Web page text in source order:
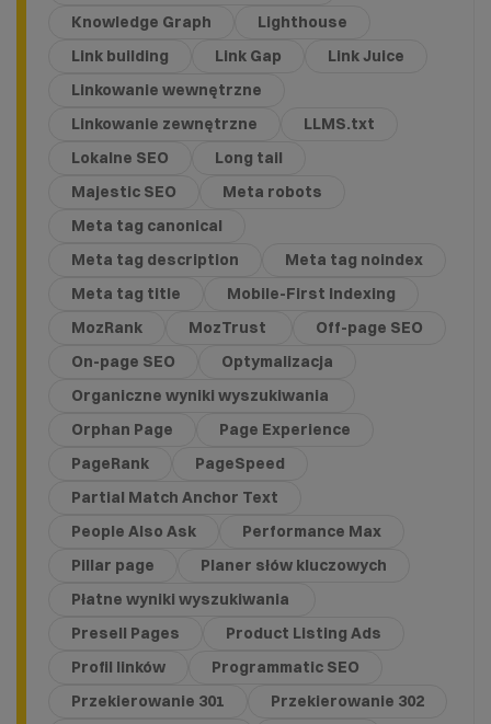
Knowledge Graph
Lighthouse
Link building
Link Gap
Link Juice
Linkowanie wewnętrzne
Linkowanie zewnętrzne
LLMS.txt
Lokalne SEO
Long tail
Majestic SEO
Meta robots
Meta tag canonical
Meta tag description
Meta tag noindex
Meta tag title
Mobile-First Indexing
MozRank
MozTrust
Off-page SEO
On-page SEO
Optymalizacja
Organiczne wyniki wyszukiwania
Orphan Page
Page Experience
PageRank
PageSpeed
Partial Match Anchor Text
People Also Ask
Performance Max
Pillar page
Planer słów kluczowych
Płatne wyniki wyszukiwania
Presell Pages
Product Listing Ads
Profil linków
Programmatic SEO
Przekierowanie 301
Przekierowanie 302